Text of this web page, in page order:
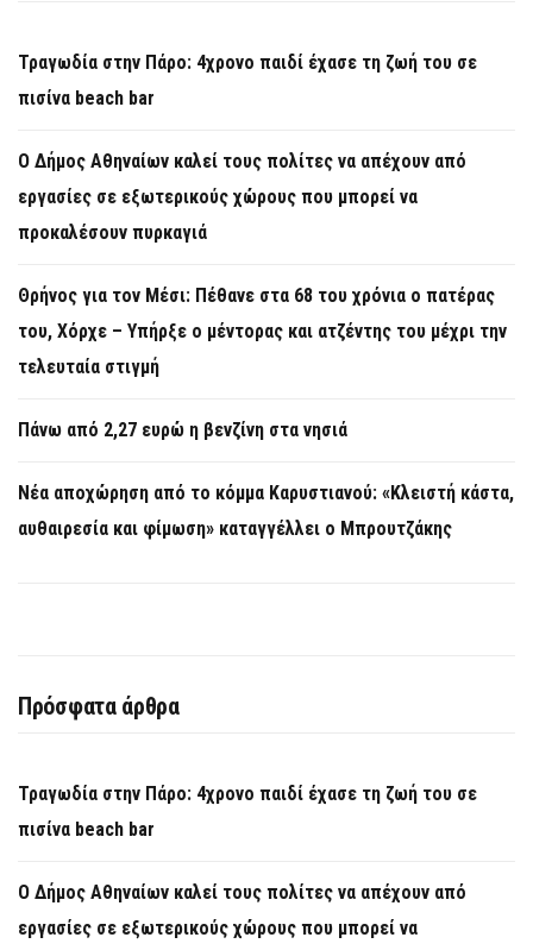
Τραγωδία στην Πάρο: 4χρονο παιδί έχασε τη ζωή του σε
πισίνα beach bar
Ο Δήμος Αθηναίων καλεί τους πολίτες να απέχουν από
εργασίες σε εξωτερικούς χώρους που μπορεί να
προκαλέσουν πυρκαγιά
Θρήνος για τον Μέσι: Πέθανε στα 68 του χρόνια ο πατέρας
του, Χόρχε – Υπήρξε ο μέντορας και ατζέντης του μέχρι την
τελευταία στιγμή
Πάνω από 2,27 ευρώ η βενζίνη στα νησιά
Νέα αποχώρηση από το κόμμα Καρυστιανού: «Κλειστή κάστα,
αυθαιρεσία και φίμωση» καταγγέλλει ο Μπρουτζάκης
Πρόσφατα άρθρα
Τραγωδία στην Πάρο: 4χρονο παιδί έχασε τη ζωή του σε
πισίνα beach bar
Ο Δήμος Αθηναίων καλεί τους πολίτες να απέχουν από
εργασίες σε εξωτερικούς χώρους που μπορεί να